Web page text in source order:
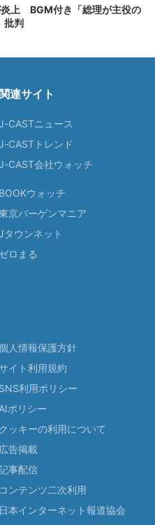
上 BGM付き「総理が主役の
批判
関連サイト
CASTニュース
CASTトレンド
CAST会社ウォッチ
BOOKウォッチ
京バーゲンマニア
タウンネット
ゼロまる
人情報保護方針
イト利用規約
SNS利用ポリシー
AIポリシー
クッキーの利用について
広告掲載
事配信
コンテンツ二次利用
日本インターネット報道協会